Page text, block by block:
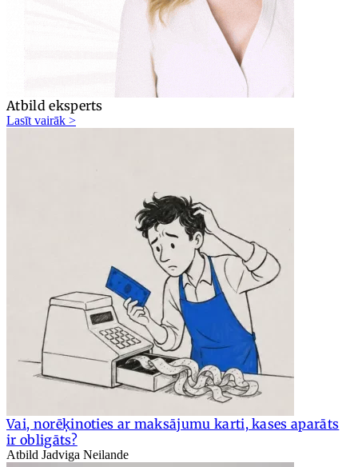
Atbild eksperts
Lasīt vairāk >
Vai, norēķinoties ar maksājumu karti, kases aparāts
ir obligāts?
Atbild Jadviga Neilande